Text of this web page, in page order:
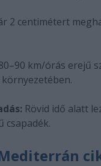
2 centimétert
km/órás erejű
Rövid idő alatt
csapadék.